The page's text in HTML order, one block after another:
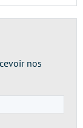
nos